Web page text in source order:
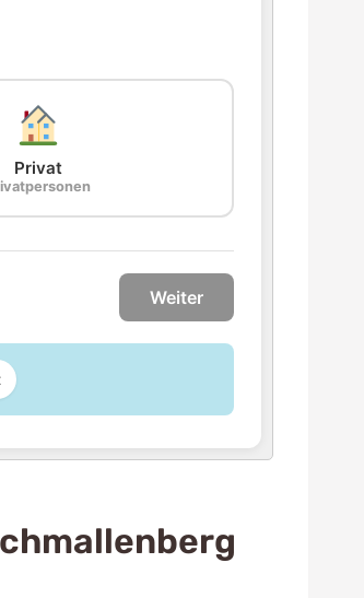
Privat
Weiter